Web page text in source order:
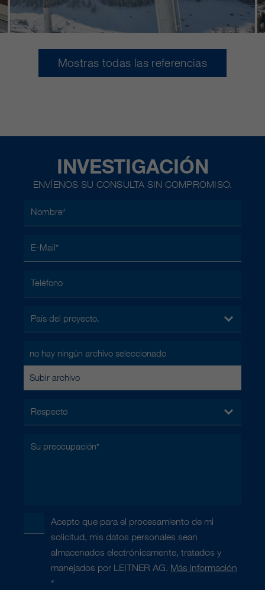
Mostras todas las referencias
INVESTIGACIÓN
ENVÍENOS SU CONSULTA SIN COMPROMISO.
Nombre*
E-Mail*
Teléfono
País del proyecto.
no hay ningún archivo seleccionado
Subir archivo
Respecto
Su preocupación*
Acepto que para el procesamiento de mi
solicitud, mis datos personales sean
almacenados electrónicamente, tratados y
manejados por LEITNER AG. Más información
*